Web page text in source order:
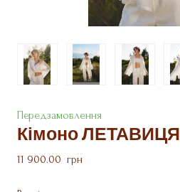
Передзамовлення
Кімоно ЛЕТАВИЦЯ
11 900.00  грн